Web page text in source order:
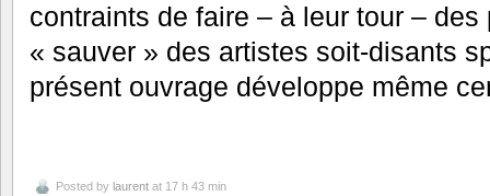
contraints de faire – à leur tour –
« sauver » des artistes soit-disants
présent ouvrage développe même
Posted by laurent at 17 h 43 min